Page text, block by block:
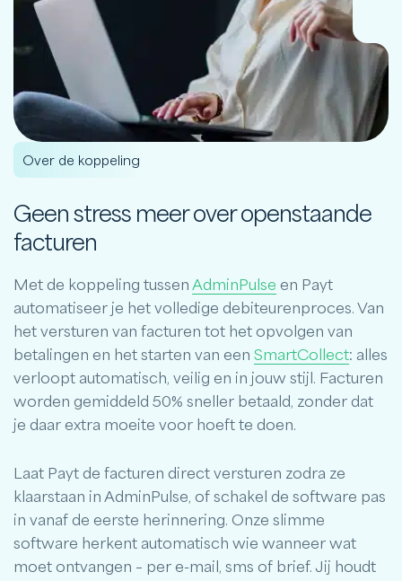
Over de koppeling
Geen stress meer over openstaande
facturen
Met de koppeling tussen AdminPulse en Payt
automatiseer je het volledige debiteurenproces. Van
het versturen van facturen tot het opvolgen van
betalingen en het starten van een SmartCollect: alles
verloopt automatisch, veilig en in jouw stijl. Facturen
worden gemiddeld 50% sneller betaald, zonder dat
je daar extra moeite voor hoeft te doen.
Laat Payt de facturen direct versturen zodra ze
klaarstaan in AdminPulse, of schakel de software pas
in vanaf de eerste herinnering. Onze slimme
software herkent automatisch wie wanneer wat
moet ontvangen – per e-mail, sms of brief. Jij houdt